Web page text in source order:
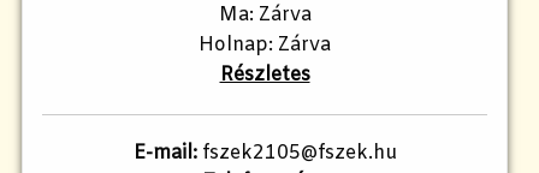
Ma: Zárva
Holnap: Zárva
Részletes
E-mail:fszek2105@fszek.hu​